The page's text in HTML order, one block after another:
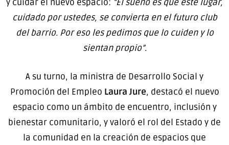
y cuidar el nuevo espacio: “El sueño es que este lugar,
cuidado por ustedes, se convierta en el futuro club
del barrio. Por eso les pedimos que lo cuiden y lo
sientan propio”.
A su turno, la ministra de Desarrollo Social y
Promoción del Empleo Laura Jure, destacó el nuevo
espacio como un ámbito de encuentro, inclusión y
bienestar comunitario, y valoró el rol del Estado y de
la comunidad en la creación de espacios que